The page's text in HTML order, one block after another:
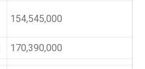
154,545,000
170,390,000